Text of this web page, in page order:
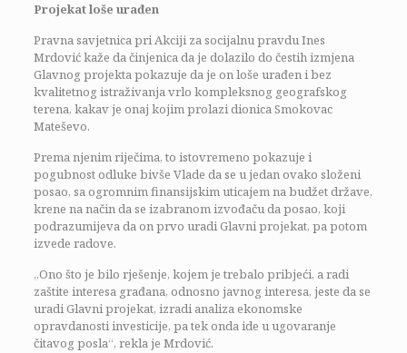
Projekat loše urađen
Pravna savjetnica pri Akciji za socijalnu pravdu Ines
Mrdović kaže da činjenica da je dolazilo do čestih izmjena
Glavnog projekta pokazuje da je on loše urađen i bez
kvalitetnog istraživanja vrlo kompleksnog geografskog
terena, kakav je onaj kojim prolazi dionica Smokovac
Mateševo.
Prema njenim riječima, to istovremeno pokazuje i
pogubnost odluke bivše Vlade da se u jedan ovako složeni
posao, sa ogromnim finansijskim uticajem na budžet države,
krene na način da se izabranom izvođaču da posao, koji
podrazumijeva da on prvo uradi Glavni projekat, pa potom
izvede radove.
„Ono što je bilo rješenje, kojem je trebalo pribjeći, a radi
zaštite interesa građana, odnosno javnog interesa, jeste da se
uradi Glavni projekat, izradi analiza ekonomske
opravdanosti investicije, pa tek onda ide u ugovaranje
čitavog posla“, rekla je Mrdović.